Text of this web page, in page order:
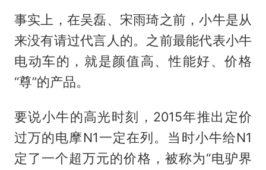
事实上，在吴磊、宋雨琦之前，小牛是从
来没有请过代言人的。之前最能代表小牛
电动车的，就是颜值高、性能好、价格
“尊”的产品。
要说小牛的高光时刻，2015年推出定价
过万的电摩N1一定在列。当时小牛给N1
定了一个超万元的价格，被称为“电驴界